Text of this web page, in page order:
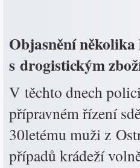
Objasnění
s drogistickým
V těchto dnech
přípravném řízení
30letému muži z
případů krádeží